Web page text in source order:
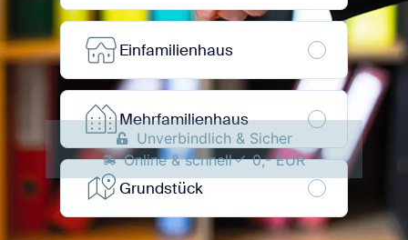
Unverbindlich & Sicher
Online & schnell
0,- EUR